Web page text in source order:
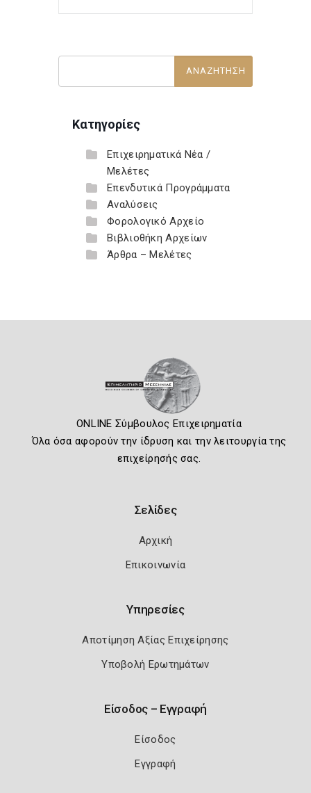
Κατηγορίες
Επιχειρηματικά Νέα /
Μελέτες
Επενδυτικά Προγράμματα
Αναλύσεις
Φορολογικό Αρχείο
Βιβλιοθήκη Αρχείων
Άρθρα – Μελέτες
ONLINE Σύμβουλος Επιχειρηματία
Όλα όσα αφορούν την ίδρυση και την λειτουργία της
επιχείρησής σας.
Σελίδες
Αρχική
Επικοινωνία
Υπηρεσίες
Αποτίμηση Αξίας Επιχείρησης
Υποβολή Ερωτημάτων
Είσοδος – Εγγραφή
Είσοδος
Εγγραφή